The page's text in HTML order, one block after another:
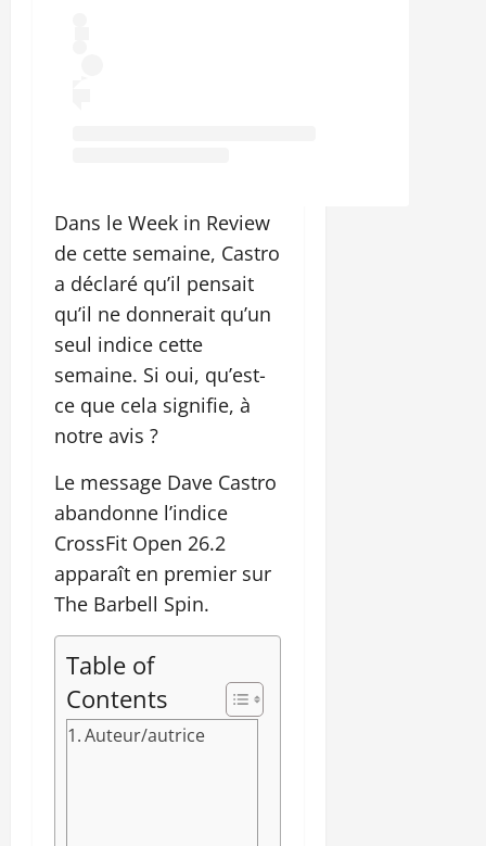
Dans le Week in Review
de cette semaine, Castro
a déclaré qu’il pensait
qu’il ne donnerait qu’un
seul indice cette
semaine. Si oui, qu’est-
ce que cela signifie, à
notre avis ?
Le message Dave Castro
abandonne l’indice
CrossFit Open 26.2
apparaît en premier sur
The Barbell Spin.
Table of
Contents
Auteur/autrice